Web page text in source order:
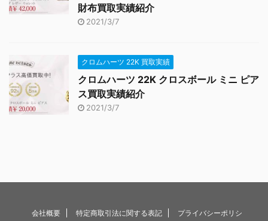
財布買取実績紹介
2021/3/7
クロムハーツ 22K 買取実績
クロムハーツ 22K クロスボール ミニ ピア
ス買取実績紹介
2021/3/7
会社概要 特定商取引法に関する表記
プライバシーポリシ